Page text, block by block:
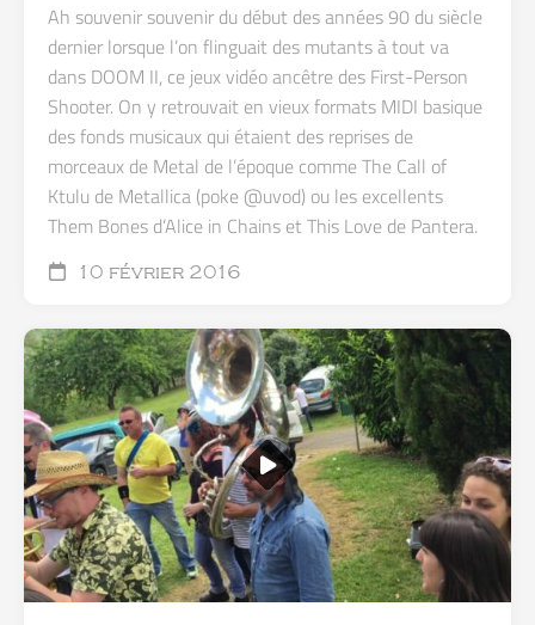
Ah souvenir souvenir du début des années 90 du siècle
dernier lorsque l’on flinguait des mutants à tout va
dans DOOM II, ce jeux vidéo ancêtre des First-Person
Shooter. On y retrouvait en vieux formats MIDI basique
des fonds musicaux qui étaient des reprises de
morceaux de Metal de l’époque comme The Call of
Ktulu de Metallica (poke @uvod) ou les excellents
Them Bones d’Alice in Chains et This Love de Pantera.
10 février 2016